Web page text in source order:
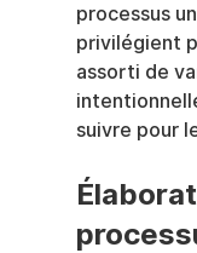
processus
privilégient
assorti de
suivre pour